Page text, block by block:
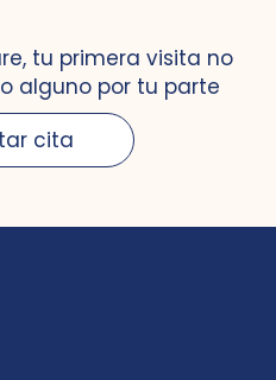
tu primera visita no
alguno por tu parte
cita